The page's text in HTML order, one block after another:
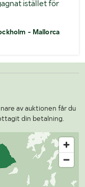
istället för
- Mallorca
av auktionen får du
din betalning.